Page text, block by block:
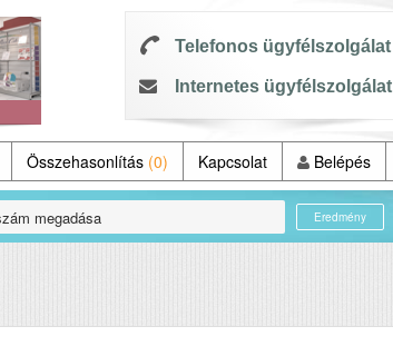
Telefonos ügyfélszolgálat
Internetes ügyfélszolgálat
Összehasonlítás (0) Kapcsolat Belépés
Eredmény